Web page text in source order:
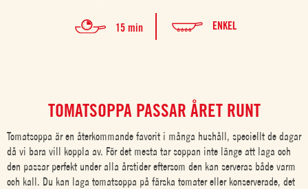
15 min ENKEL
TOMATSOPPA PASSAR ÅRET RUNT
Tomatsoppa är en återkommande favorit i många hushåll, speciellt de dagar
då vi bara vill koppla av. För det mesta tar soppan inte länge att laga och
den passar perfekt under alla årstider eftersom den kan serveras både varm
och kall. Du kan laga tomatsoppa på färska tomatereller konserverade, det